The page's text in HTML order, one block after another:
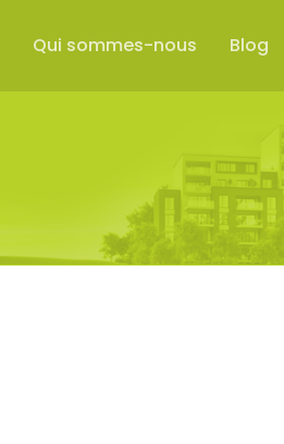
Qui sommes-nous Blog